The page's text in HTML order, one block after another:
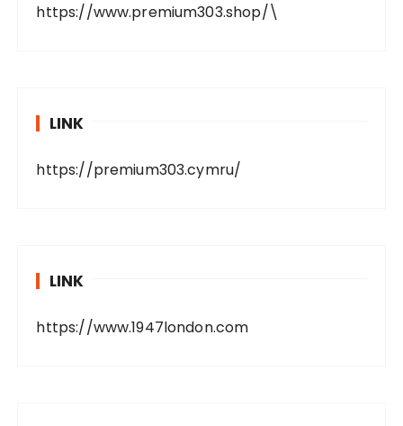
https://www.premium303.shop/\
LINK
https://premium303.cymru/
LINK
https://www.1947london.com